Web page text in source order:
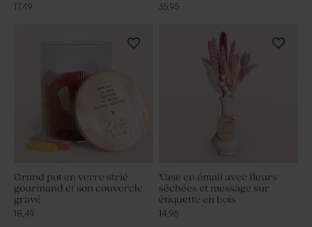
17,49 35,95
Grand pot en verre strié
gourmand et son couvercle
gravé
18,49
Vase en émail avec fleurs
séchées et message sur
étiquette en bois
14,95